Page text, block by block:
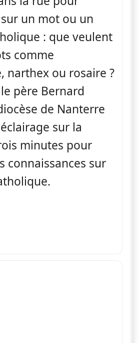
un mot ou un
: que veulent
comme
narthex ou rosaire ?
père Bernard
de Nanterre
sur la
minutes pour
connaissances sur
Quèsaco ?